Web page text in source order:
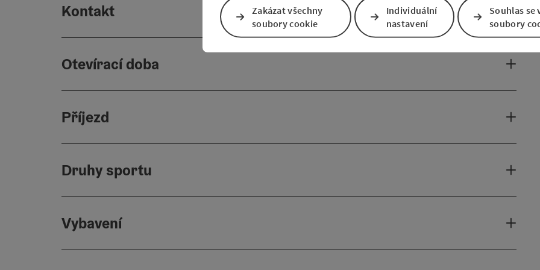
Kontakt
Otevírací doba
Příjezd
Druhy sportu
Vybavení
Zakázat všechny
soubory cookie
Individuální
nastavení
Souhlas se
soubory